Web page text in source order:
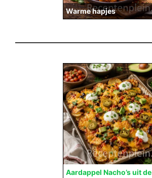
Warme hapjes
Aardappel Nacho’s uit de